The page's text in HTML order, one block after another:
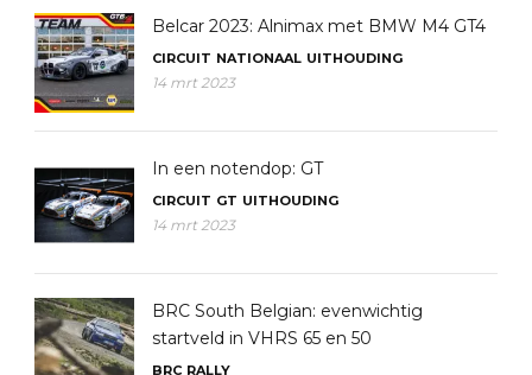
Belcar 2023: Alnimax met BMW M4 GT4
CIRCUIT NATIONAAL UITHOUDING
14 mrt 2023
In een notendop: GT
CIRCUIT GT UITHOUDING
14 mrt 2023
BRC South Belgian: evenwichtig
startveld in VHRS 65 en 50
BRC RALLY